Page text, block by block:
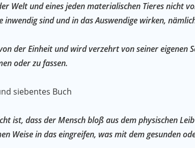
Welt und eines jeden materialischen Tieres nicht
inwendig sind und in das Auswendige wirken,
der Einheit und wird verzehrt von seiner eigenen
oder zu fassen.
siebentes Buch
ist, dass der Mensch bloß aus dem physischen
Weise in das eingreifen, was mit dem gesunden